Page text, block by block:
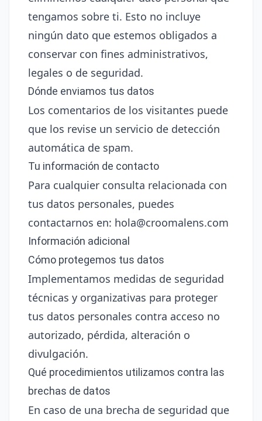
tengamos sobre ti. Esto no incluye
ningún dato que estemos obligados a
conservar con fines administrativos,
legales o de seguridad.
Dónde enviamos tus datos
Los comentarios de los visitantes puede
que los revise un servicio de detección
automática de spam.
Tu información de contacto
Para cualquier consulta relacionada con
tus datos personales, puedes
contactarnos en: hola@croomalens.com
Información adicional
Cómo protegemos tus datos
Implementamos medidas de seguridad
técnicas y organizativas para proteger
tus datos personales contra acceso no
autorizado, pérdida, alteración o
divulgación.
Qué procedimientos utilizamos contra las
brechas de datos
En caso de una brecha de seguridad que